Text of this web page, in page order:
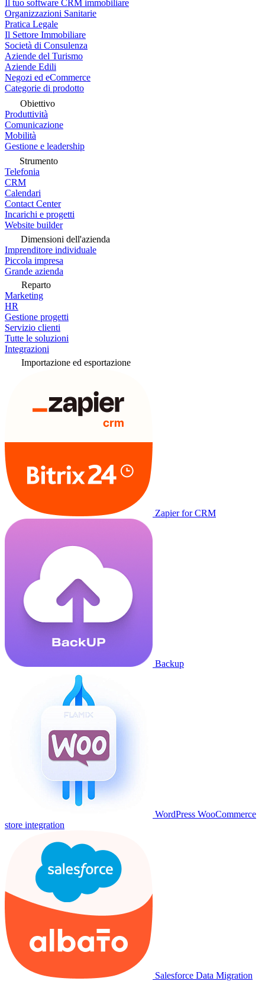
Il tuo software CRM immobiliare
Organizzazioni Sanitarie
Pratica Legale
Il Settore Immobiliare
Società di Consulenza
Aziende del Turismo
Aziende Edili
Negozi ed eCommerce
Categorie di prodotto
Obiettivo
Produttività
Comunicazione
Mobilità
Gestione e leadership
Strumento
Telefonia
CRM
Calendari
Contact Center
Incarichi e progetti
Website builder
Dimensioni dell'azienda
Imprenditore individuale
Piccola impresa
Grande azienda
Reparto
Marketing
HR
Gestione progetti
Servizio clienti
Tutte le soluzioni
Integrazioni
Importazione ed esportazione
Zapier for CRM
Backup
WordPress WooCommerce
store integration
Salesforce Data Migration